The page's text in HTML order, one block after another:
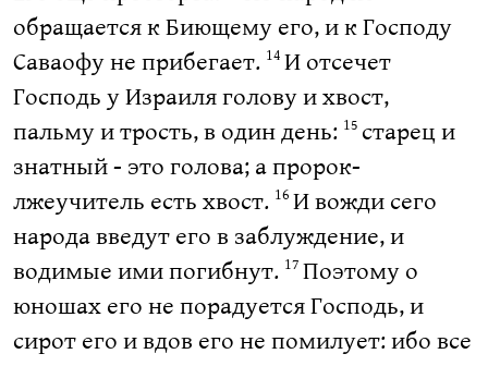
обращается к Биющему его, и к Господу
Саваофу не прибегает. 14 И отсечет
Господь у Израиля голову и хвост,
пальму и трость, в один день: 15 старец и
знатный - это голова; а пророк-
лжеучитель есть хвост. 16 И вожди сего
народа введут его в заблуждение, и
водимые ими погибнут. 17 Поэтому о
юношах его не порадуется Господь, и
сирот его и вдов его не помилует: ибо все